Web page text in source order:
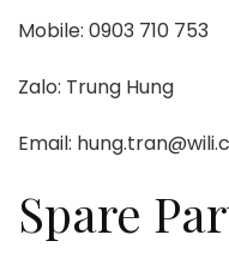
Mobile: 0903 710 753
Zalo: Trung Hung
Email:
Spare